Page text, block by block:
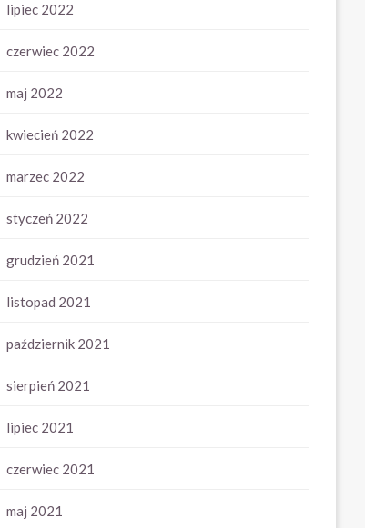
lipiec 2022
czerwiec 2022
maj 2022
kwiecień 2022
marzec 2022
styczeń 2022
grudzień 2021
listopad 2021
październik 2021
sierpień 2021
lipiec 2021
czerwiec 2021
maj 2021